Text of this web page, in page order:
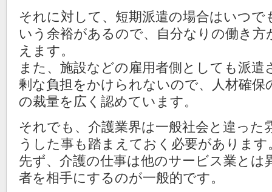
それに対して、短期派遣の場合はいつ
いう余裕があるので、自分なりの働き
えます。
また、施設などの雇用者側としても派遣
剰な負担をかけられないので、人材確保
の裁量を広く認めています。
それでも、介護業界は一般社会と違った
うした事も踏まえておく必要があります
先ず、介護の仕事は他のサービス業とは
者を相手にするのが一般的です。